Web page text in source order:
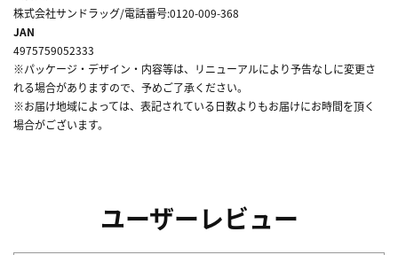
株式会社サンドラッグ/電話番号:0120-009-368
JAN
4975759052333
※パッケージ・デザイン・内容等は、リニューアルにより予告なしに変更さ
れる場合がありますので、予めご了承ください。
※お届け地域によっては、表記されている日数よりもお届けにお時間を頂く
場合がございます。
ユーザーレビュー